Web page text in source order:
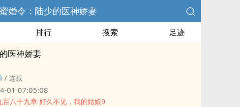
婚令：陆少的医神娇妻
排行 搜索 足迹
医神娇妻
/ 连载
01 07:05:08
百八十九章 好久不见，我的姑娘9